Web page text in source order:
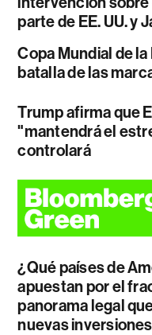
parte de EE. UU. y
Copa Mundial de la
batalla de las
Trump afirma que
"mantendrá el
controlará
¿Qué países de
apuestan por el
panorama legal
nuevas inversiones